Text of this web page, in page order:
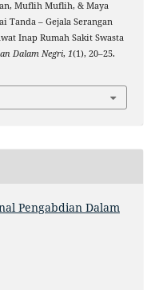
Muflih Muflih, & Maya
Tanda – Gejala Serangan
Inap Rumah Sakit Swasta
Dalam Negri, 1(1), 20–25.
Pengabdian Dalam